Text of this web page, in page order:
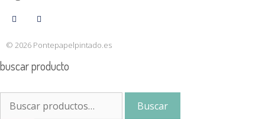
© 2026 Pontepapelpintado.es
buscar producto
Buscar